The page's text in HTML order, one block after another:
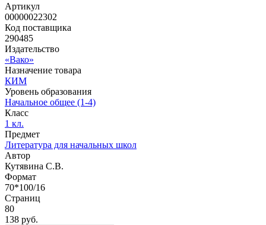
Артикул
00000022302
Код поставщика
290485
Издательство
«Вако»
Назначение товара
КИМ
Уровень образования
Начальное общее (1-4)
Класс
1 кл.
Предмет
Литература для начальных школ
Автор
Кутявина С.В.
Формат
70*100/16
Страниц
80
138 руб.